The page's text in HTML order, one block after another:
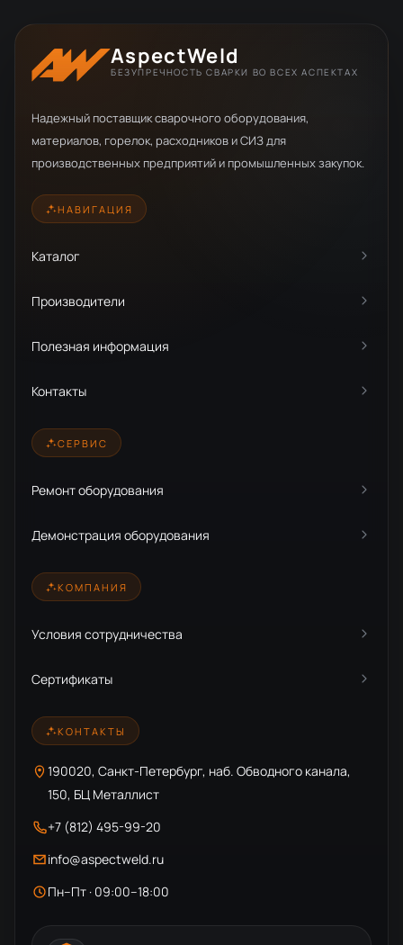
AspectWeld
БЕЗУПРЕЧНОСТЬ СВАРКИ ВО ВСЕХ АСПЕКТАХ
Надежный поставщик сварочного оборудования,
материалов, горелок, расходников и СИЗ для
производственных предприятий и промышленных закупок.
НАВИГАЦИЯ
Каталог
Производители
Полезная информация
Контакты
СЕРВИС
Ремонт оборудования
Демонстрация оборудования
КОМПАНИЯ
Условия сотрудничества
Сертификаты
КОНТАКТЫ
190020, Санкт-Петербург, наб. Обводного канала,
150, БЦ Металлист
+7 (812) 495-99-20
info@aspectweld.ru
Пн–Пт · 09:00–18:00